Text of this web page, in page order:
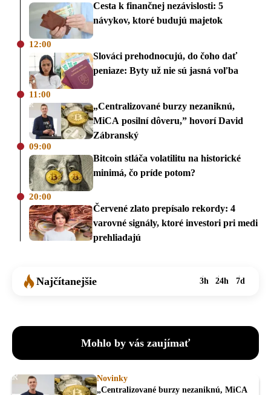
Cesta k finančnej nezávislosti: 5
návykov, ktoré budujú majetok
12:00
Slováci prehodnocujú, do čoho dať
peniaze: Byty už nie sú jasná voľba
11:00
„Centralizované burzy nezaniknú,
MiCA posilní dôveru,” hovorí David
Zábranský
09:00
Bitcoin stláča volatilitu na historické
minimá, čo príde potom?
20:00
Červené zlato prepísalo rekordy: 4
varovné signály, ktoré investori pri medi
prehliadajú
Najčítanejšie 3h 24h 7d
Mohlo by vás zaujímať
Novinky
„Centralizované burzy nezaniknú, MiCA